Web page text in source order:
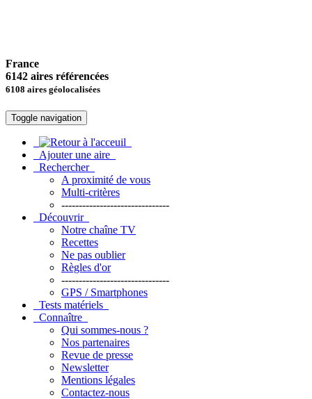
France
6142 aires référencées
6108 aires géolocalisées
Toggle navigation
Ajouter une aire
Rechercher
A proximité de vous
Multi-critères
-------------------------------
Découvrir
Notre chaîne TV
Recettes
Ne pas oublier
Règles d'or
-------------------------------
GPS / Smartphones
Tests matériels
Connaître
Qui sommes-nous ?
Nos partenaires
Revue de presse
Newsletter
Mentions légales
Contactez-nous